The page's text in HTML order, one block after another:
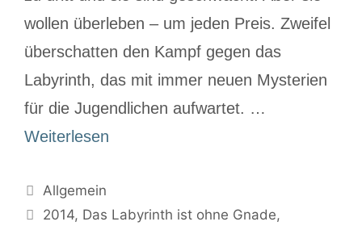
wollen überleben – um jeden Preis. Zweifel
überschatten den Kampf gegen das
Labyrinth, das mit immer neuen Mysterien
für die Jugendlichen aufwartet. …
Weiterlesen
Allgemein
2014, Das Labyrinth ist ohne Gnade,